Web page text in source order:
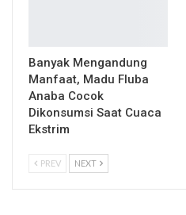
Banyak Mengandung
Manfaat, Madu Fluba
Anaba Cocok
Dikonsumsi Saat Cuaca
Ekstrim
PREV NEXT